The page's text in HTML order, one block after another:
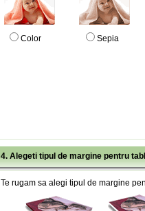
Color Sepia
4. Alegeti tipul de margine pentru
Te rugam sa alegi tipul de margine